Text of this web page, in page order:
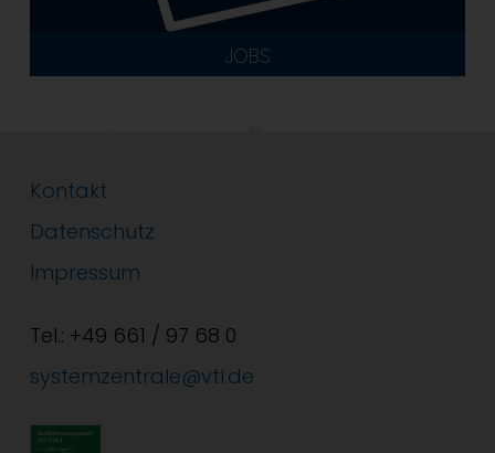
JOBS
Kontakt
Datenschutz
Impressum
Tel.: +49 661 / 97 68 0
systemzentrale@vtl.de